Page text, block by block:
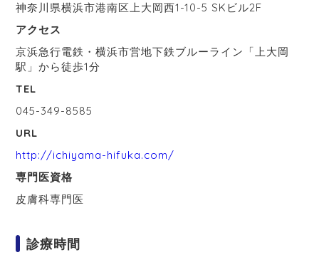
神奈川県横浜市港南区上大岡西1-10-5 SKビル2F
アクセス
京浜急行電鉄・横浜市営地下鉄ブルーライン「上大岡
駅」から徒歩1分
TEL
045-349-8585
URL
http://ichiyama-hifuka.com/
専門医資格
皮膚科専門医
診療時間